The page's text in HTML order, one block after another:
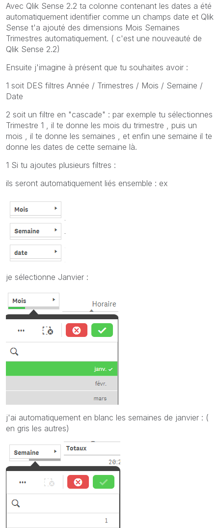
Avec Qlik Sense 2.2 ta colonne contenant les dates a été
automatiquement identifier comme un champs date et Qlik
Sense t'a ajouté des dimensions Mois Semaines
Trimestres automatiquement. ( c'est une nouveauté de
Qlik Sense 2.2)
Ensuite j'imagine à présent que tu souhaites avoir :
1 soit DES filtres Année / Trimestres / Mois / Semaine /
Date
2 soit un filtre en "cascade" : par exemple tu sélectionnes
Trimestre 1 , il te donne les mois du trimestre , puis un
mois , il te donne les semaines , et enfin une semaine il te
donne les dates de cette semaine là.
1 Si tu ajoutes plusieurs filtres :
ils seront automatiquement liés ensemble : ex
je sélectionne Janvier :
j'ai automatiquement en blanc les semaines de janvier : (
en gris les autres)